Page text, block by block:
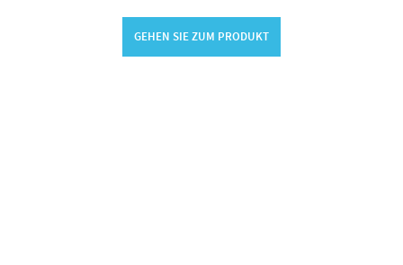
GEHEN SIE ZUM PRODUKT